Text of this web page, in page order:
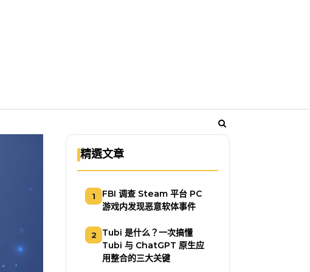
精選文章
1
FBI 调查 Steam 平台 PC
游戏内发现恶意软体事件
2
Tubi 是什么？一次搞懂
Tubi 与 ChatGPT 原生应
用整合的三大关键